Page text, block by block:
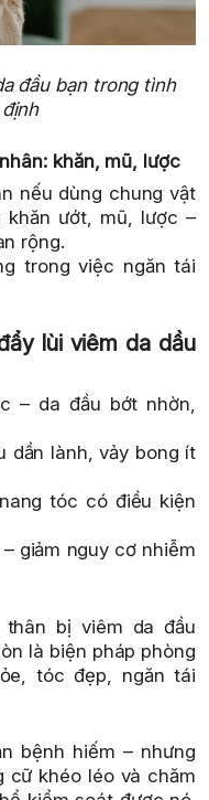
đầu bạn trong tình
khăn, mũ, lược
nếu dùng chung vật
khăn ướt, mũ, lược –
rộng.
trong việc ngăn tái
lùi viêm da dầu
– da đầu bớt nhờn,
dần lành, vảy bong ít
tóc có điều kiện
giảm nguy cơ nhiễm
bị viêm da đầu
là biện pháp phòng
tóc đẹp, ngăn tái
bệnh hiếm – nhưng
cữ khéo léo và chăm